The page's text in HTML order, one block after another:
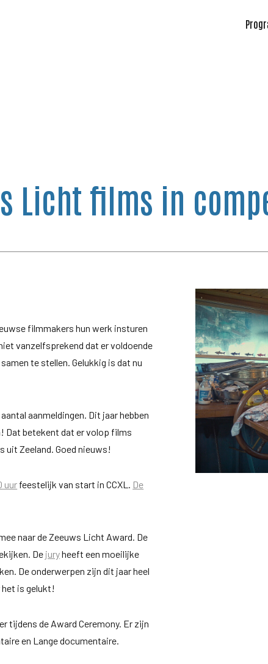
Licht films in
filmmakers hun werk insturen
vanzelfsprekend dat er voldoende
te stellen. Gelukkig is dat nu
aanmeldingen. Dit jaar hebben
Dat betekent dat er volop films
Zeeland. Goed nieuws!
uur feestelijk van start in CCXL. De
naar de Zeeuws Licht Award. De
De juryheeft een moeilijke
De onderwerpen zijn dit jaar heel
is gelukt!
tijdens de Award Ceremony. Er zijn
en Lange documentaire.